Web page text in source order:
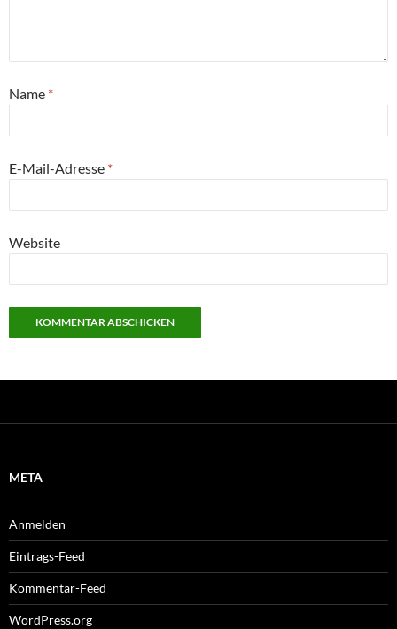
Name *
E-Mail-Adresse *
Website
META
Anmelden
Eintrags-Feed
Kommentar-Feed
WordPress.org